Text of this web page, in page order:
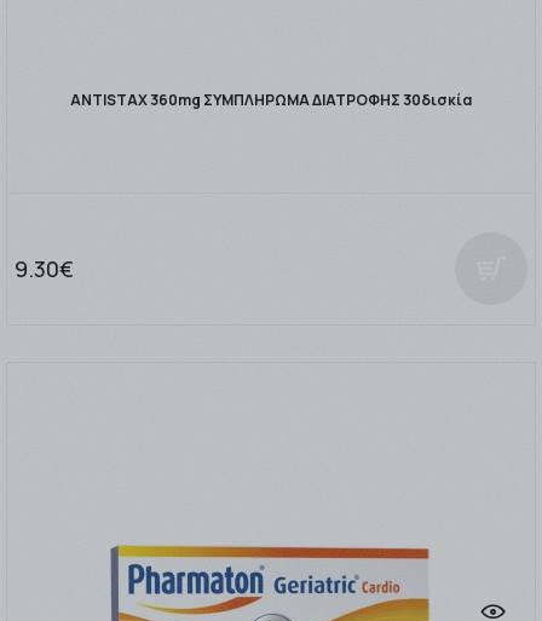
ANTISTAX 360mg ΣΥΜΠΛΗΡΩΜΑ ΔΙΑΤΡΟΦΗΣ 30δισκία
9.30€